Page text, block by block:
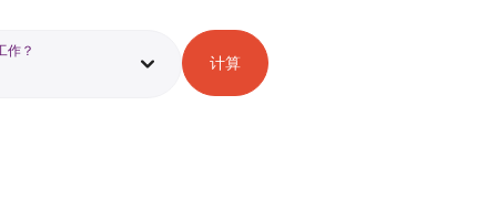
作？
计算